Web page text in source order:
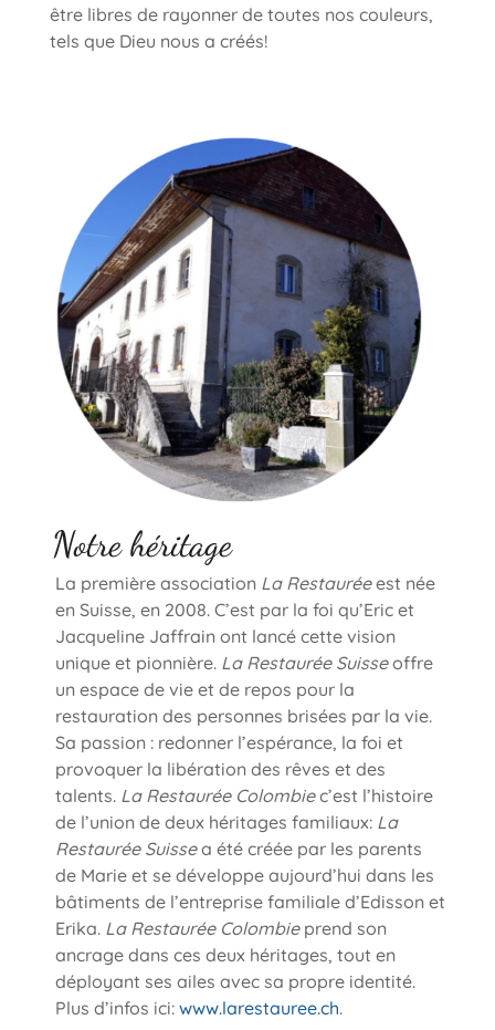
être libres de rayonner de toutes nos couleurs,
tels que Dieu nous a créés!
Notre héritage
La première association La Restauréeest née
en Suisse, en 2008. C’est par la foi qu’Eric et
Jacqueline Jaffrain ont lancé cette vision
unique et pionnière. La Restaurée Suisseoffre
un espace de vie et de repos pour la
restauration des personnes brisées par la vie.
Sa passion : redonner l’espérance, la foi et
provoquer la libération des rêves et des
talents. La Restaurée Colombiec’est l’histoire
de l’union de deux héritages familiaux: La
Restaurée Suissea été créée par les parents
de Marie et se développe aujourd’hui dans les
bâtiments de l’entreprise familiale d’Edisson et
Erika. La Restaurée Colombieprend son
ancrage dans ces deux héritages, tout en
déployant ses ailes avec sa propre identité.
Plus d’infos ici: www.larestauree.ch.